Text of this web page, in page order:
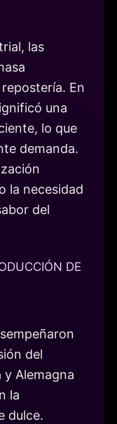
las
En
una
lo que
demanda.
la necesidad
del
DE
del
Alemagna
la
dulce.